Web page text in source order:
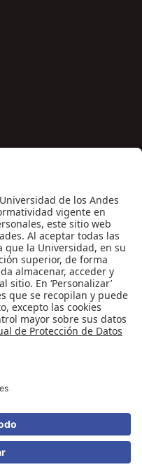
del 30 de mayo de 1964.
28 del 23 de febrero de 1949